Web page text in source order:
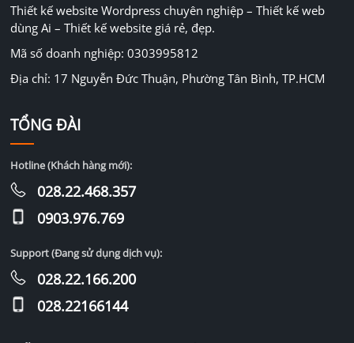
Thiết kế website Wordpress chuyên nghiệp – Thiết kế web
dùng Ai – Thiết kế website giá rẻ, đẹp.
Mã số doanh nghiệp: 0303995812
Địa chỉ: 17 Nguyễn Đức Thuận, Phường Tân Bình, TP.HCM
TỔNG ĐÀI
Hotline (Khách hàng mới):
028.22.468.357
0903.976.769
Support (Đang sử dụng dịch vụ):
028.22.166.200
028.22166144